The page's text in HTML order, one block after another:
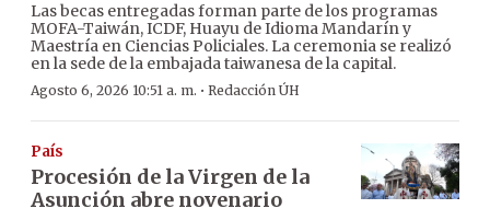
Las becas entregadas forman parte de los programas
MOFA-Taiwán, ICDF, Huayu de Idioma Mandarín y
Maestría en Ciencias Policiales. La ceremonia se realizó
en la sede de la embajada taiwanesa de la capital.
Agosto 6, 2026 10:51 a. m. · Redacción ÚH
País
Procesión de la Virgen de la
Asunción abre novenario